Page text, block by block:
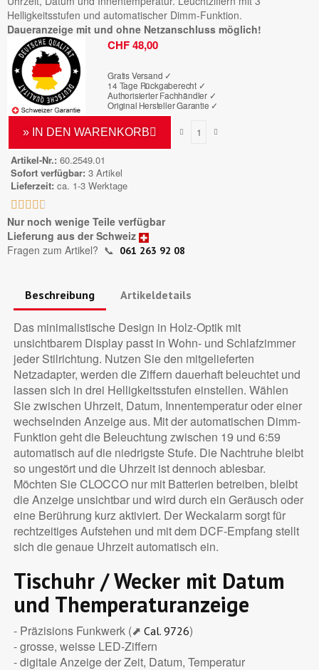
Helligkeitsstufen und automatischer Dimm-Funktion.
Daueranzeige mit und ohne Netzanschluss möglich!
CHF 48,00
Gratis Versand ✓
14 Tage Rückgaberecht ✓
Authorisierter Fachhändler ✓
Original Hersteller Garantie ✓
» IN DEN WARENKORB
Artikel-Nr. 60.2549.01
Sofort verfügbar 3 Artikel
Lieferzeit ca. 1-3 Werktage
    
Nur noch wenige Teile verfügbar
Lieferung aus der Schweiz
Fragen zum Artikel? 📞 061 263 92 08
Beschreibung Artikeldetails
Das minimalistische Design in Holz-Optik mit
unsichtbarem Display passt in Wohn- und Schlafzimmer
jeder Stilrichtung. Nutzen Sie den mitgelieferten
Netzadapter, werden die Ziffern dauerhaft beleuchtet und
lassen sich in drei Helligkeitsstufen einstellen. Wählen
Sie zwischen Uhrzeit, Datum, Innentemperatur oder einer
wechselnden Anzeige aus. Mit der automatischen Dimm-
Funktion geht die Beleuchtung zwischen 19 und 6:59
automatisch auf die niedrigste Stufe. Die Nachtruhe bleibt
so ungestört und die Uhrzeit ist dennoch ablesbar.
Möchten Sie CLOCCO nur mit Batterien betreiben, bleibt
die Anzeige unsichtbar und wird durch ein Geräusch oder
eine Berührung kurz aktiviert. Der Weckalarm sorgt für
rechtzeitiges Aufstehen und mit dem DCF-Empfang stellt
sich die genaue Uhrzeit automatisch ein.
Tischuhr / Wecker mit Datum
und Themperaturanzeige
- Präzisions Funkwerk (⬈ Cal. 9726)
- grosse, weisse LED-Ziffern
- digitale Anzeige der Zeit, Datum, Temperatur